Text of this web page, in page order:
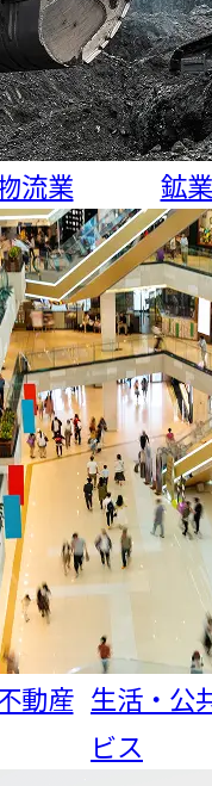
流業 鉱業
動産 生活・公
ビス
族あわせて
では多くの
感があっ
分転換にな
人と交流